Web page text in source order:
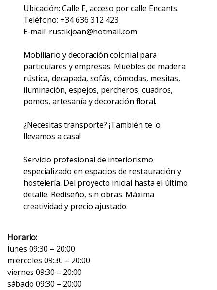
Ubicación: Calle E, acceso por calle Encants.
Teléfono: +34 636 312 423
E-mail: rustikjoan@hotmail.com
Mobiliario y decoración colonial para
particulares y empresas. Muebles de madera
rústica, decapada, sofás, cómodas, mesitas,
iluminación, espejos, percheros, cuadros,
pomos, artesanía y decoración floral.
¿Necesitas transporte? ¡También te lo
llevamos a casa!
Servicio profesional de interiorismo
especializado en espacios de restauración y
hostelería. Del proyecto inicial hasta el último
detalle. Rediseño, sin obras. Máxima
creatividad y precio ajustado.
Horario:
lunes 09:30 – 20:00
miércoles 09:30 – 20:00
viernes 09:30 – 20:00
sábado 09:30 – 20:00